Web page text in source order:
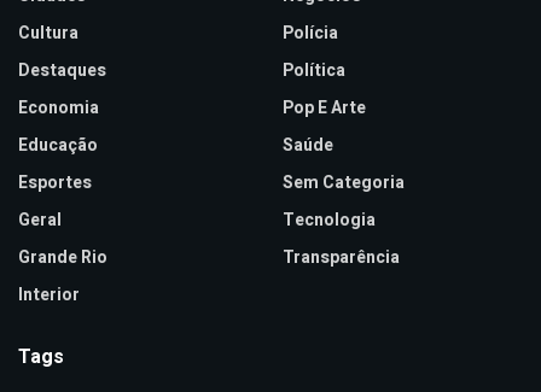
Cultura
Destaques
Economia
Educação
Esportes
Geral
Grande Rio
Interior
Polícia
Política
Pop E Arte
Saúde
Sem Categoria
Tecnologia
Transparência
Tags